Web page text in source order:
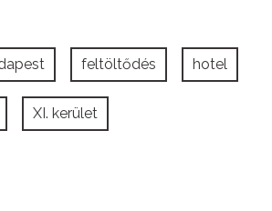
feltöltődés hotel
XI. kerület